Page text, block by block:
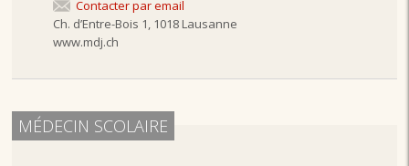
Contacter par email
Ch. d’Entre-Bois 1, 1018 Lausanne
www.mdj.ch
MÉDECIN SCOLAIRE